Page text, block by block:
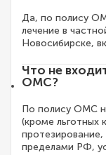
Да, по полису
лечение в
Новосибирске,
Что не
ОМС?
По полису ОМС
(кроме льготных
протезирование,
пределами РФ,